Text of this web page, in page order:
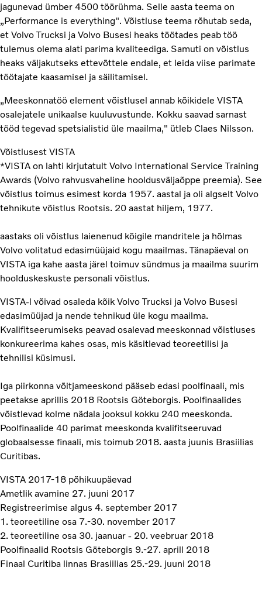
jagunevad ümber 4500 töörühma. Selle aasta teema on
„Performance is everything". Võistluse teema rõhutab seda,
et Volvo Trucksi ja Volvo Busesi heaks töötades peab töö
tulemus olema alati parima kvaliteediga. Samuti on võistlus
heaks väljakutseks ettevõttele endale, et leida viise parimate
töötajate kaasamisel ja säilitamisel.
„Meeskonnatöö element võistlusel annab kõikidele VISTA
osalejatele unikaalse kuuluvustunde. Kokku saavad sarnast
tööd tegevad spetsialistid üle maailma," ütleb Claes Nilsson.
Võistlusest VISTA
*VISTA on lahti kirjutatult Volvo International Service Training
Awards (Volvo rahvusvaheline hooldusväljaõppe preemia). See
võistlus toimus esimest korda 1957. aastal ja oli algselt Volvo
tehnikute võistlus Rootsis. 20 aastat hiljem, 1977.
aastaks oli võistlus laienenud kõigile mandritele ja hõlmas
Volvo volitatud edasimüüjaid kogu maailmas. Tänapäeval on
VISTA iga kahe aasta järel toimuv sündmus ja maailma suurim
hoolduskeskuste personali võistlus.
VISTA-l võivad osaleda kõik Volvo Trucksi ja Volvo Busesi
edasimüüjad ja nende tehnikud üle kogu maailma.
Kvalifitseerumiseks peavad osalevad meeskonnad võistluses
konkureerima kahes osas, mis käsitlevad teoreetilisi ja
tehnilisi küsimusi.
Iga piirkonna võitjameeskond pääseb edasi poolfinaali, mis
peetakse aprillis 2018 Rootsis Göteborgis. Poolfinaalides
võistlevad kolme nädala jooksul kokku 240 meeskonda.
Poolfinaalide 40 parimat meeskonda kvalifitseeruvad
globaalsesse finaali, mis toimub 2018. aasta juunis Brasiilias
Curitibas.
VISTA 2017-18 põhikuupäevad
Ametlik avamine 27. juuni 2017
Registreerimise algus 4. september 2017
1. teoreetiline osa 7.-30. november 2017
2. teoreetiline osa 30. jaanuar - 20. veebruar 2018
Poolfinaalid Rootsis Göteborgis 9.-27. aprill 2018
Finaal Curitiba linnas Brasiilias 25.-29. juuni 2018